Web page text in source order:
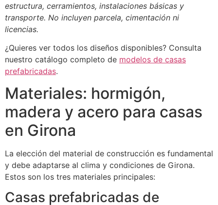
estructura, cerramientos, instalaciones básicas y
transporte. No incluyen parcela, cimentación ni
licencias.
¿Quieres ver todos los diseños disponibles? Consulta
nuestro catálogo completo de modelos de casas
prefabricadas.
Materiales: hormigón,
madera y acero para casas
en Girona
La elección del material de construcción es fundamental
y debe adaptarse al clima y condiciones de Girona.
Estos son los tres materiales principales:
Casas prefabricadas de